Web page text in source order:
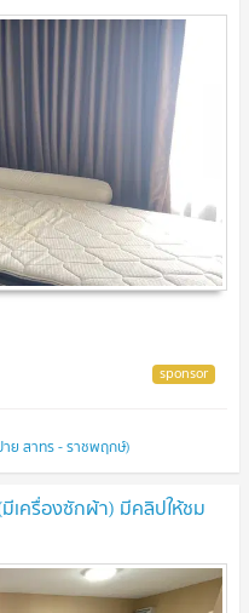
ย สาทร - ราชพฤกษ์)
เครื่องซักผ้า) มีคลิปให้ชม